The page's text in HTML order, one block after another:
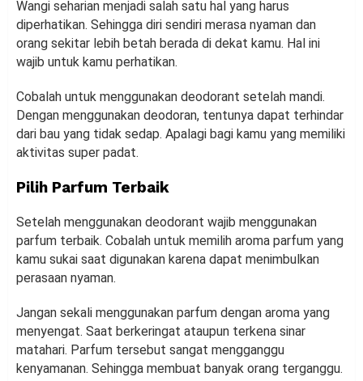
Wangi seharian menjadi salah satu hal yang harus
diperhatikan. Sehingga diri sendiri merasa nyaman dan
orang sekitar lebih betah berada di dekat kamu. Hal ini
wajib untuk kamu perhatikan.
Cobalah untuk menggunakan deodorant setelah mandi.
Dengan menggunakan deodoran, tentunya dapat terhindar
dari bau yang tidak sedap. Apalagi bagi kamu yang memiliki
aktivitas super padat.
Pilih Parfum Terbaik
Setelah menggunakan deodorant wajib menggunakan
parfum terbaik. Cobalah untuk memilih aroma parfum yang
kamu sukai saat digunakan karena dapat menimbulkan
perasaan nyaman.
Jangan sekali menggunakan parfum dengan aroma yang
menyengat. Saat berkeringat ataupun terkena sinar
matahari. Parfum tersebut sangat mengganggu
kenyamanan. Sehingga membuat banyak orang terganggu.